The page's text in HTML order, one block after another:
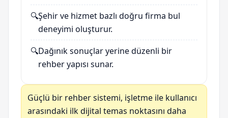
🔍Şehir ve hizmet bazlı doğru firma bul
deneyimi oluşturur.
🔍Dağınık sonuçlar yerine düzenli bir
rehber yapısı sunar.
Güçlü bir rehber sistemi, işletme ile kullanıcı
arasındaki ilk dijital temas noktasını daha